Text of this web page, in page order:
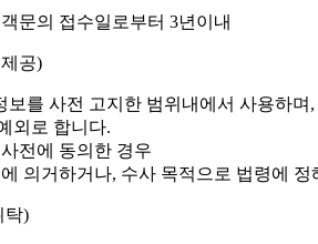
문의 접수일로부터 3년이내
공)
보를 사전 고지한 범위내에서 사용하
외로 합니다.
전에 동의한 경우
의거하거나, 수사 목적으로 법령에
탁)